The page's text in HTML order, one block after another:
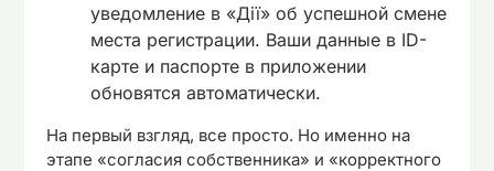
уведомление в «Дії» об успешной смене
места регистрации. Ваши данные в ID-
карте и паспорте в приложении
обновятся автоматически.
На первый взгляд, все просто. Но именно на
этапе «согласия собственника» и «корректного